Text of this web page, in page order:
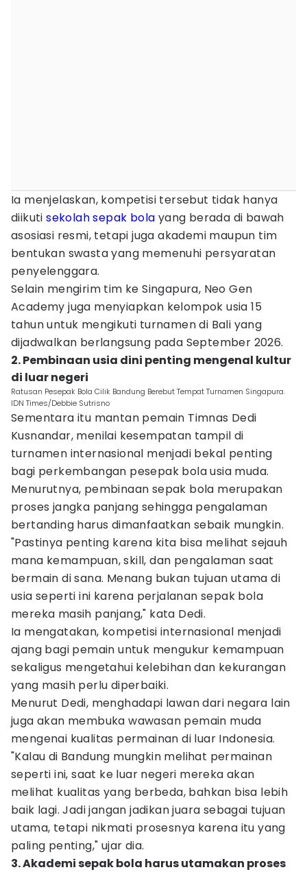
Ia menjelaskan, kompetisi tersebut tidak hanya
diikutisekolah sepak bola yang berada di bawah
asosiasi resmi, tetapi juga akademi maupun tim
bentukan swasta yang memenuhi persyaratan
penyelenggara.
Selain mengirim tim ke Singapura, Neo Gen
Academy juga menyiapkan kelompok usia 15
tahun untuk mengikuti turnamen di Bali yang
dijadwalkan berlangsung pada September 2026.
2. Pembinaan usia dini penting mengenal kultur
di luar negeri
Ratusan Pesepak Bola Cilik Bandung Berebut Tempat Turnamen Singapura.
IDN Times/Debbie Sutrisno
Sementara itu mantan pemain Timnas Dedi
Kusnandar, menilai kesempatan tampil di
turnamen internasional menjadi bekal penting
bagi perkembangan pesepak bola usia muda.
Menurutnya, pembinaan sepak bola merupakan
proses jangka panjang sehingga pengalaman
bertanding harus dimanfaatkan sebaik mungkin.
"Pastinya penting karena kita bisa melihat sejauh
mana kemampuan, skill, dan pengalaman saat
bermain di sana. Menang bukan tujuan utama di
usia seperti ini karena perjalanan sepak bola
mereka masih panjang," kata Dedi.
Ia mengatakan, kompetisi internasional menjadi
ajang bagi pemain untuk mengukur kemampuan
sekaligus mengetahui kelebihan dan kekurangan
yang masih perlu diperbaiki.
Menurut Dedi, menghadapi lawan dari negara lain
juga akan membuka wawasan pemain muda
mengenai kualitas permainan di luar Indonesia.
"Kalau di Bandung mungkin melihat permainan
seperti ini, saat ke luar negeri mereka akan
melihat kualitas yang berbeda, bahkan bisa lebih
baik lagi. Jadi jangan jadikan juara sebagai tujuan
utama, tetapi nikmati prosesnya karena itu yang
paling penting," ujar dia.
3. Akademi sepak bola harus utamakan proses